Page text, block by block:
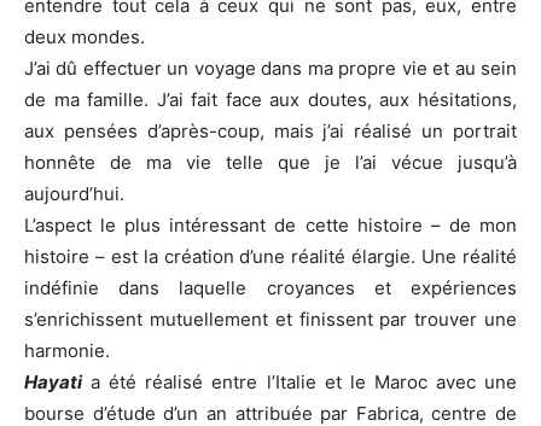
entendre tout cela à ceux qui ne sont pas, eux, entre
deux mondes.
J’ai dû effectuer un voyage dans ma propre vie et au sein
de ma famille. J’ai fait face aux doutes, aux hésitations,
aux pensées d’après-coup, mais j’ai réalisé un portrait
honnête de ma vie telle que je l’ai vécue jusqu’à
aujourd’hui.
L’aspect le plus intéressant de cette histoire – de mon
histoire – est la création d’une réalité élargie. Une réalité
indéfinie dans laquelle croyances et expériences
s’enrichissent mutuellement et finissent par trouver une
harmonie.
Hayati a été réalisé entre l’Italie et le Maroc avec une
bourse d’étude d’un an attribuée par Fabrica, centre de